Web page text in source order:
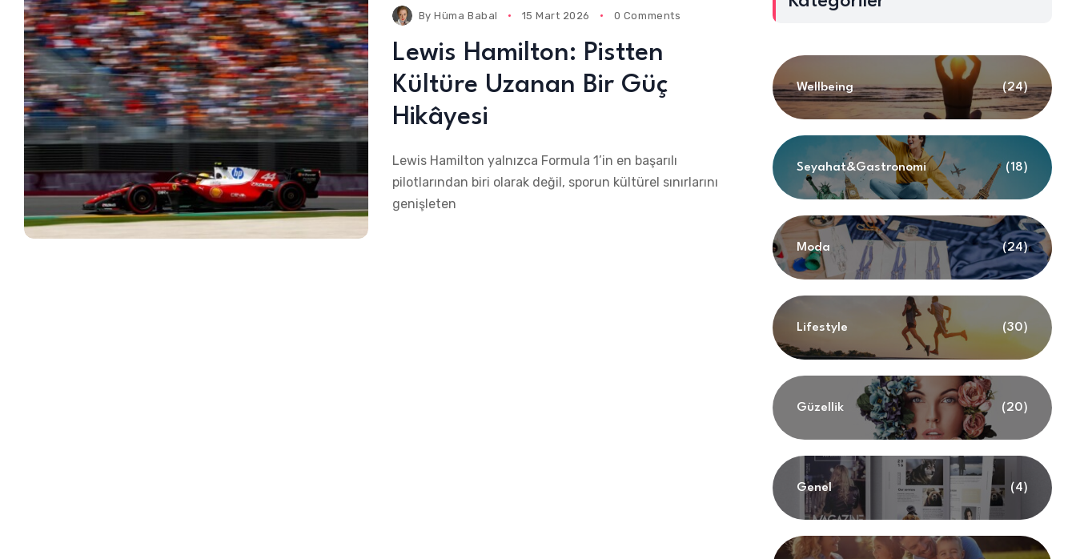
ByHüma Babal 15 Mart 2026 0 Comments
Lewis Hamilton: Pistten
Kültüre Uzanan Bir Güç
Hikâyesi
Lewis Hamilton yalnızca Formula 1’in en başarılı
pilotlarından biri olarak değil, sporun kültürel sınırlarını
genişleten
Wellbeing (24)
Seyahat&Gastronomi (18)
Moda (24)
Lifestyle (30)
Güzellik (20)
Genel (4)